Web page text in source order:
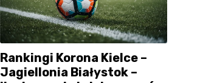
Rankingi Korona Kielce –
Jagiellonia Białystok –